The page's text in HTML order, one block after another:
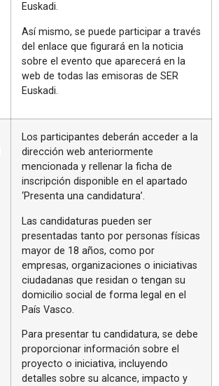
Euskadi.
Así mismo, se puede participar a través
del enlace que figurará en la noticia
sobre el evento que aparecerá en la
web de todas las emisoras de SER
Euskadi.
Los participantes deberán acceder a la
dirección web anteriormente
mencionada y rellenar la ficha de
inscripción disponible en el apartado
‘Presenta una candidatura’.
Las candidaturas pueden ser
presentadas tanto por personas físicas
mayor de 18 años, como por
empresas, organizaciones o iniciativas
ciudadanas que residan o tengan su
domicilio social de forma legal en el
País Vasco.
Para presentar tu candidatura, se debe
proporcionar información sobre el
proyecto o iniciativa, incluyendo
detalles sobre su alcance, impacto y